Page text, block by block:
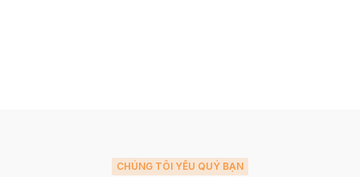
CHÚNG TÔI YÊU QUÝ BẠN